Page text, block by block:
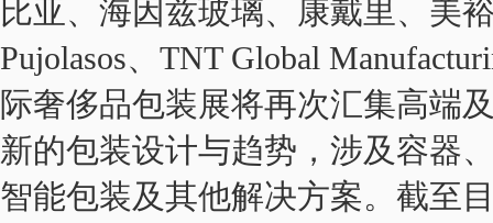
比亚、海因兹玻璃、康戴里、美
Pujolasos、TNT Global
际奢侈品包装展将再次汇集高端
新的包装设计与趋势，涉及容器
智能包装及其他解决方案。截至